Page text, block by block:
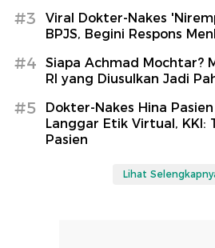
#3
Viral Dokter-Nakes
BPJS, Begini Respons
#4
Siapa Achmad Mochtar?
RI yang Diusulkan Jadi
#5
Dokter-Nakes Hina
Langgar Etik Virtual, KKI:
Pasien
Lihat